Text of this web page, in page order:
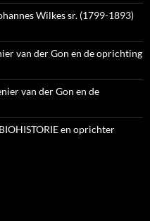
Wilkes sr. (1799-1893)
van der Gon en de oprichting
van der Gon en de
en oprichter